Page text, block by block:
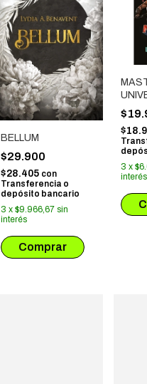
BELLUM
$29.900
$28.405 con
Transferencia o
depósito bancario
3 x $9.966,67 sin
interés
3 x
interés